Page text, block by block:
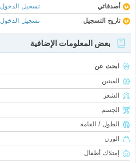
أصدقائي
تسجيل الدخول
تاريخ التسجيل
تسجيل الدخول
بعض المعلومات الإضافية
ابحث عن
العينين
الشعر
الجسم
الطول / القامة
الوزن
إمتلاك أطفال